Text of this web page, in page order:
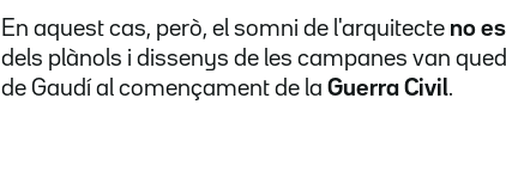
En aquest cas, però, el somni de l'arquitecte no
dels plànols i dissenys de les campanes van
de Gaudí al començament de la Guerra Civil.